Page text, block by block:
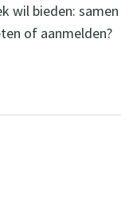
wil bieden: samen
of aanmelden?